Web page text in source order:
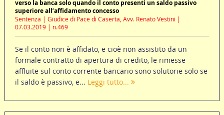
verso la banca solo quando il conto presenti un saldo passivo
superiore all’affidamento concesso
Sentenza | Giudice di Pace di Caserta, Avv. Renato Vestini |
07.03.2019 | n.469
Se il conto non è affidato, e cioè non assistito da un
formale contratto di apertura di credito, le rimesse
affluite sul conto corrente bancario sono solutorie solo se
il saldo è passivo, e... Leggi tutto...